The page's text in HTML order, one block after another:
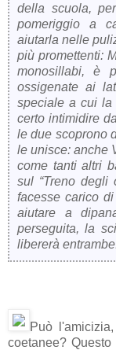
della scuola,
pomeriggio a
aiutarla nelle
più promettenti:
monosillabi, è
ossigenate ai
speciale a cui la
certo intimidire
le due scoprono
le unisce: anche
come tanti altri
sul “Treno degli
facesse carico
aiutare a
perseguita, la
libererà
Può
coetanee?